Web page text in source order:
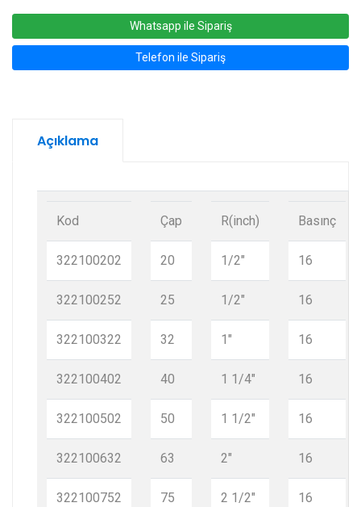
Whatsapp ile Sipariş
Telefon ile Sipariş
Açıklama
Kod
322100202
322100252
322100322
322100402
322100502
322100632
322100752
Çap
20
25
32
40
50
63
75
R(inch)
1/2"
1/2"
1"
1 1/4"
1 1/2"
2"
2 1/2"
Basınç
16
16
16
16
16
16
16